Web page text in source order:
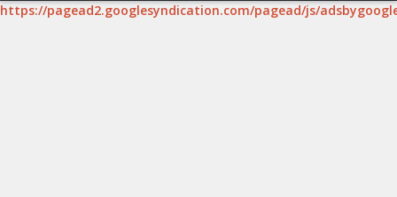
https://pagead2.googlesyndication.com/pagead/js/